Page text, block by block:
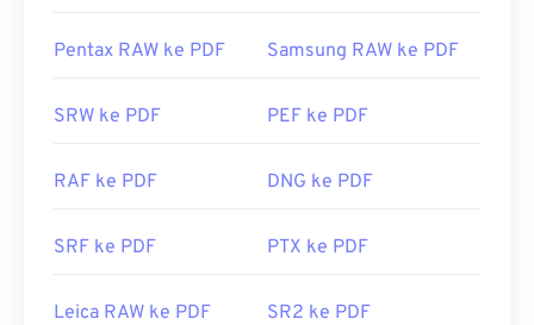
Pentax RAW ke PDF Samsung RAW ke PDF
SRW ke PDF PEF ke PDF
RAF ke PDF DNG ke PDF
SRF ke PDF PTX ke PDF
Leica RAW ke PDF SR2 ke PDF